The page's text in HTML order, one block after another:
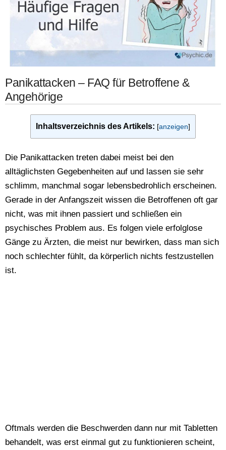
Panikattacken – FAQ für Betroffene &
Angehörige
Inhaltsverzeichnis des Artikels: [anzeigen]
Die Panikattacken treten dabei meist bei den
alltäglichsten Gegebenheiten auf und lassen sie sehr
schlimm, manchmal sogar lebensbedrohlich erscheinen.
Gerade in der Anfangszeit wissen die Betroffenen oft gar
nicht, was mit ihnen passiert und schließen ein
psychisches Problem aus. Es folgen viele erfolglose
Gänge zu Ärzten, die meist nur bewirken, dass man sich
noch schlechter fühlt, da körperlich nichts festzustellen
ist.
Oftmals werden die Beschwerden dann nur mit Tabletten
behandelt, was erst einmal gut zu funktionieren scheint,